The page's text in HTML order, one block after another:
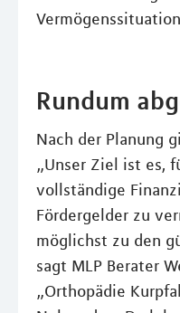
Rundum
Nach der Planung
„Unser Ziel ist es,
vollständige
Fördergelder zu
möglichst zu den
sagt MLP Berater
„Orthopädie